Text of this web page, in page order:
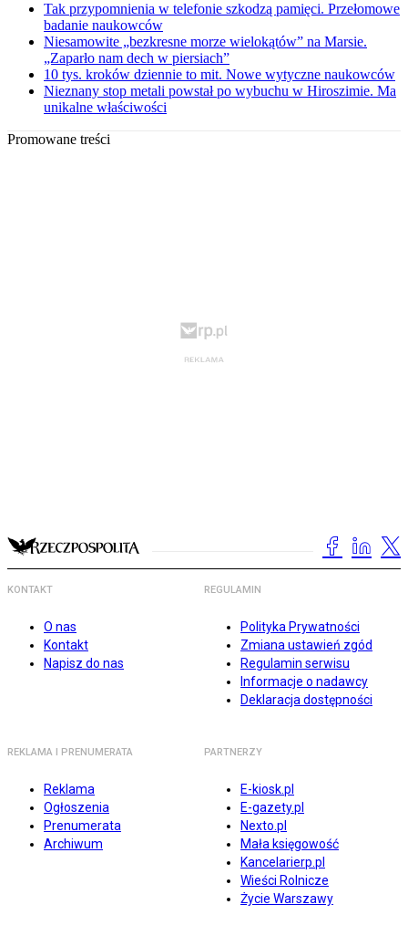
Tak przypomnienia w telefonie szkodzą pamięci. Przełomowe
badanie naukowców
Niesamowite „bezkresne morze wielokątów” na Marsie.
„Zaparło nam dech w piersiach”
10 tys. kroków dziennie to mit. Nowe wytyczne naukowców
Nieznany stop metali powstał po wybuchu w Hiroszimie. Ma
unikalne właściwości
Promowane treści
KONTAKT
O nas
Kontakt
Napisz do nas
REGULAMIN
Polityka Prywatności
Zmiana ustawień zgód
Regulamin serwisu
Informacje o nadawcy
Deklaracja dostępności
REKLAMA I PRENUMERATA
Reklama
Ogłoszenia
Prenumerata
Archiwum
PARTNERZY
E-kiosk.pl
E-gazety.pl
Nexto.pl
Mała księgowość
Kancelarierp.pl
Wieści Rolnicze
Życie Warszawy